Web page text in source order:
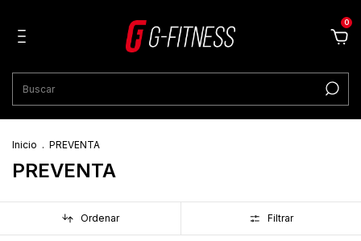
0
Inicio . PREVENTA
PREVENTA
Ordenar Filtrar